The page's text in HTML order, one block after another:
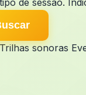
de sessão.
Trilhas sonoras